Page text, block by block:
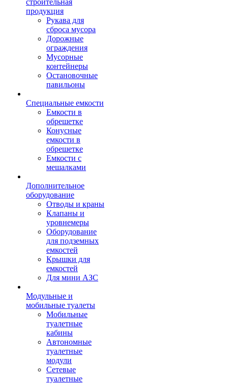
строительная
продукция
Рукава для
сброса мусора
Дорожные
ограждения
Мусорные
контейнеры
Остановочные
павильоны
Специальные емкости
Емкости в
обрешетке
Конусные
емкости в
обрешетке
Емкости с
мешалками
Дополнительное
оборудование
Отводы и краны
Клапаны и
уровнемеры
Оборудование
для подземных
емкостей
Крышки для
емкостей
Для мини АЗС
Модульные и
мобильные туалеты
Мобильные
туалетные
кабины
Автономные
туалетные
модули
Сетевые
туалетные